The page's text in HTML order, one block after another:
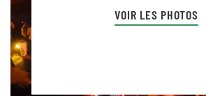
VOIR LES PHOTOS